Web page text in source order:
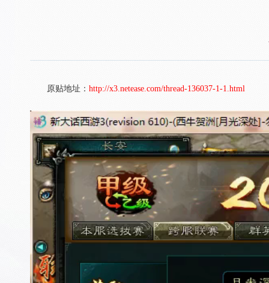
原贴地址： http://x3.netease.com/thread-136037-1-1.html